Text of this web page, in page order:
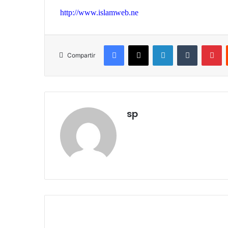
http://www.islamweb.ne
Compartir
sp